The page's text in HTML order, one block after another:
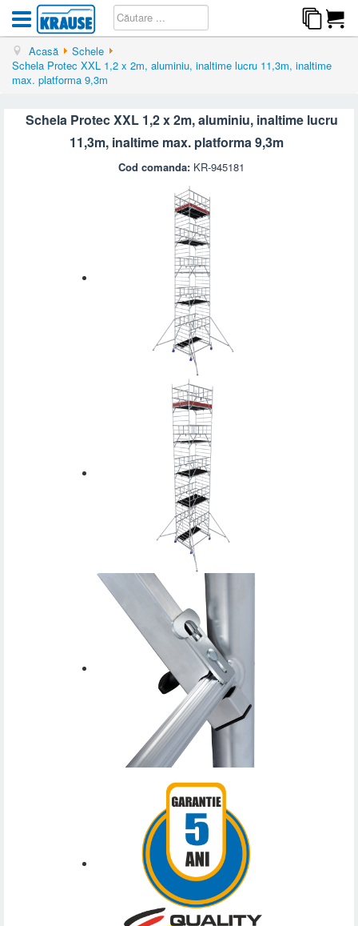
Acasă
Schele
Schela Protec XXL 1,2 x 2m, aluminiu, inaltime lucru 11,3m, inaltime
max. platforma 9,3m
Schela Protec XXL 1,2 x 2m, aluminiu, inaltime lucru
11,3m, inaltime max. platforma 9,3m
Cod comanda: KR-945181